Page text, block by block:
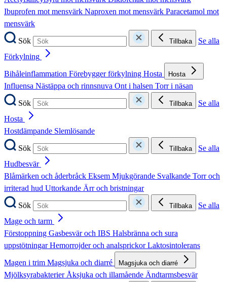
Ibuprofen mot mensvärk Naproxen mot mensvärk Paracetamol mot
mensvärk
Sök
Tillbaka
Se alla
Förkylning
Bihåleinflammation Förebygger förkylning Hosta Hosta
Influensa Nästäppa och rinnsnuva Ont i halsen Torr i näsan
Sök
Tillbaka
Se alla
Hosta
Hostdämpande Slemlösande
Sök
Tillbaka
Se alla
Hudbesvär
Blåmärken och åderbråck Eksem Mjukgörande Svalkande Torr och
irriterad hud Uttorkande Ärr och bristningar
Sök
Tillbaka
Se alla
Mage och tarm
Förstoppning Gasbesvär och IBS Halsbränna och sura
uppstötningarHemorrojder och analsprickorLaktosintolerans
Magen i trim Magsjuka och diarré Magsjuka och diarré
MjölksyrabakterierÅksjuka och illamående Ändtarmsbesvär